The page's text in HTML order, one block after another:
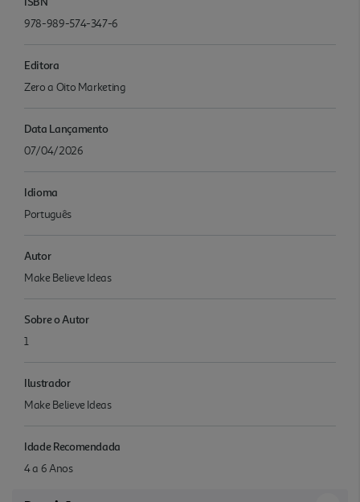
978-989-574-347-6
Editora
Zero a Oito Marketing
Data Lançamento
07/04/2026
Idioma
Português
Autor
Make Believe Ideas
Sobre o Autor
1
Ilustrador
Make Believe Ideas
Idade Recomendada
4 a 6 Anos